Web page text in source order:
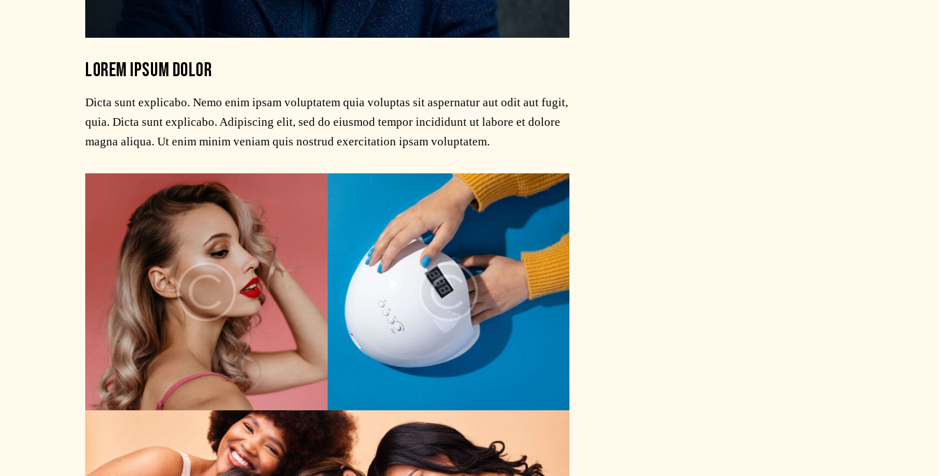
LOREM IPSUM DOLOR
Dicta sunt explicabo. Nemo enim ipsam voluptatem quia voluptas sit aspernatur aut odit aut fugit,
quia. Dicta sunt explicabo. Adipiscing elit, sed do eiusmod tempor incididunt ut labore et dolore
magna aliqua. Ut enim minim veniam quis nostrud exercitation ipsam voluptatem.